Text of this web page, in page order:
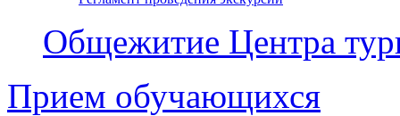
Общежитие Центра
Прием обучающихся